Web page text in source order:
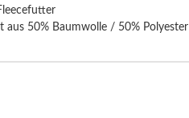
aus 50% Baumwolle / 50% Polyester